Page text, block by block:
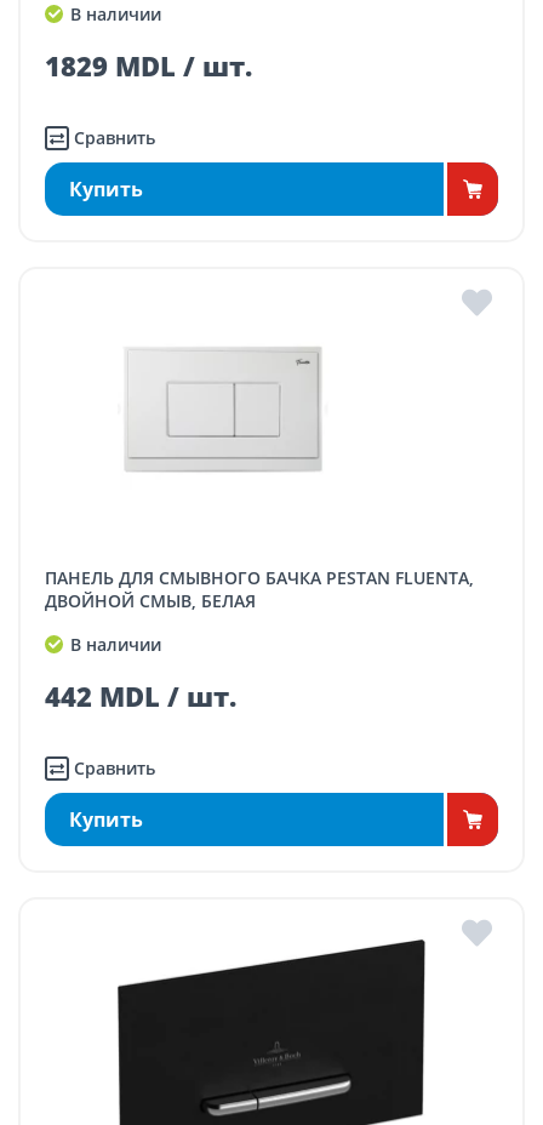
В наличии
1829 MDL / шт.
Сравнить
Купить
ПАНЕЛЬ ДЛЯ СМЫВНОГО БАЧКА PESTAN FLUENTA,
ДВОЙНОЙ СМЫВ, БЕЛАЯ
В наличии
442 MDL / шт.
Сравнить
Купить